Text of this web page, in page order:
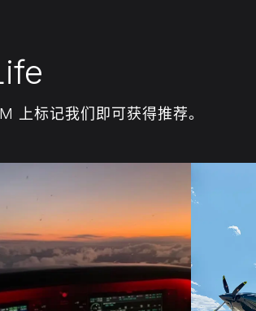
上标记我们即可获得推荐。